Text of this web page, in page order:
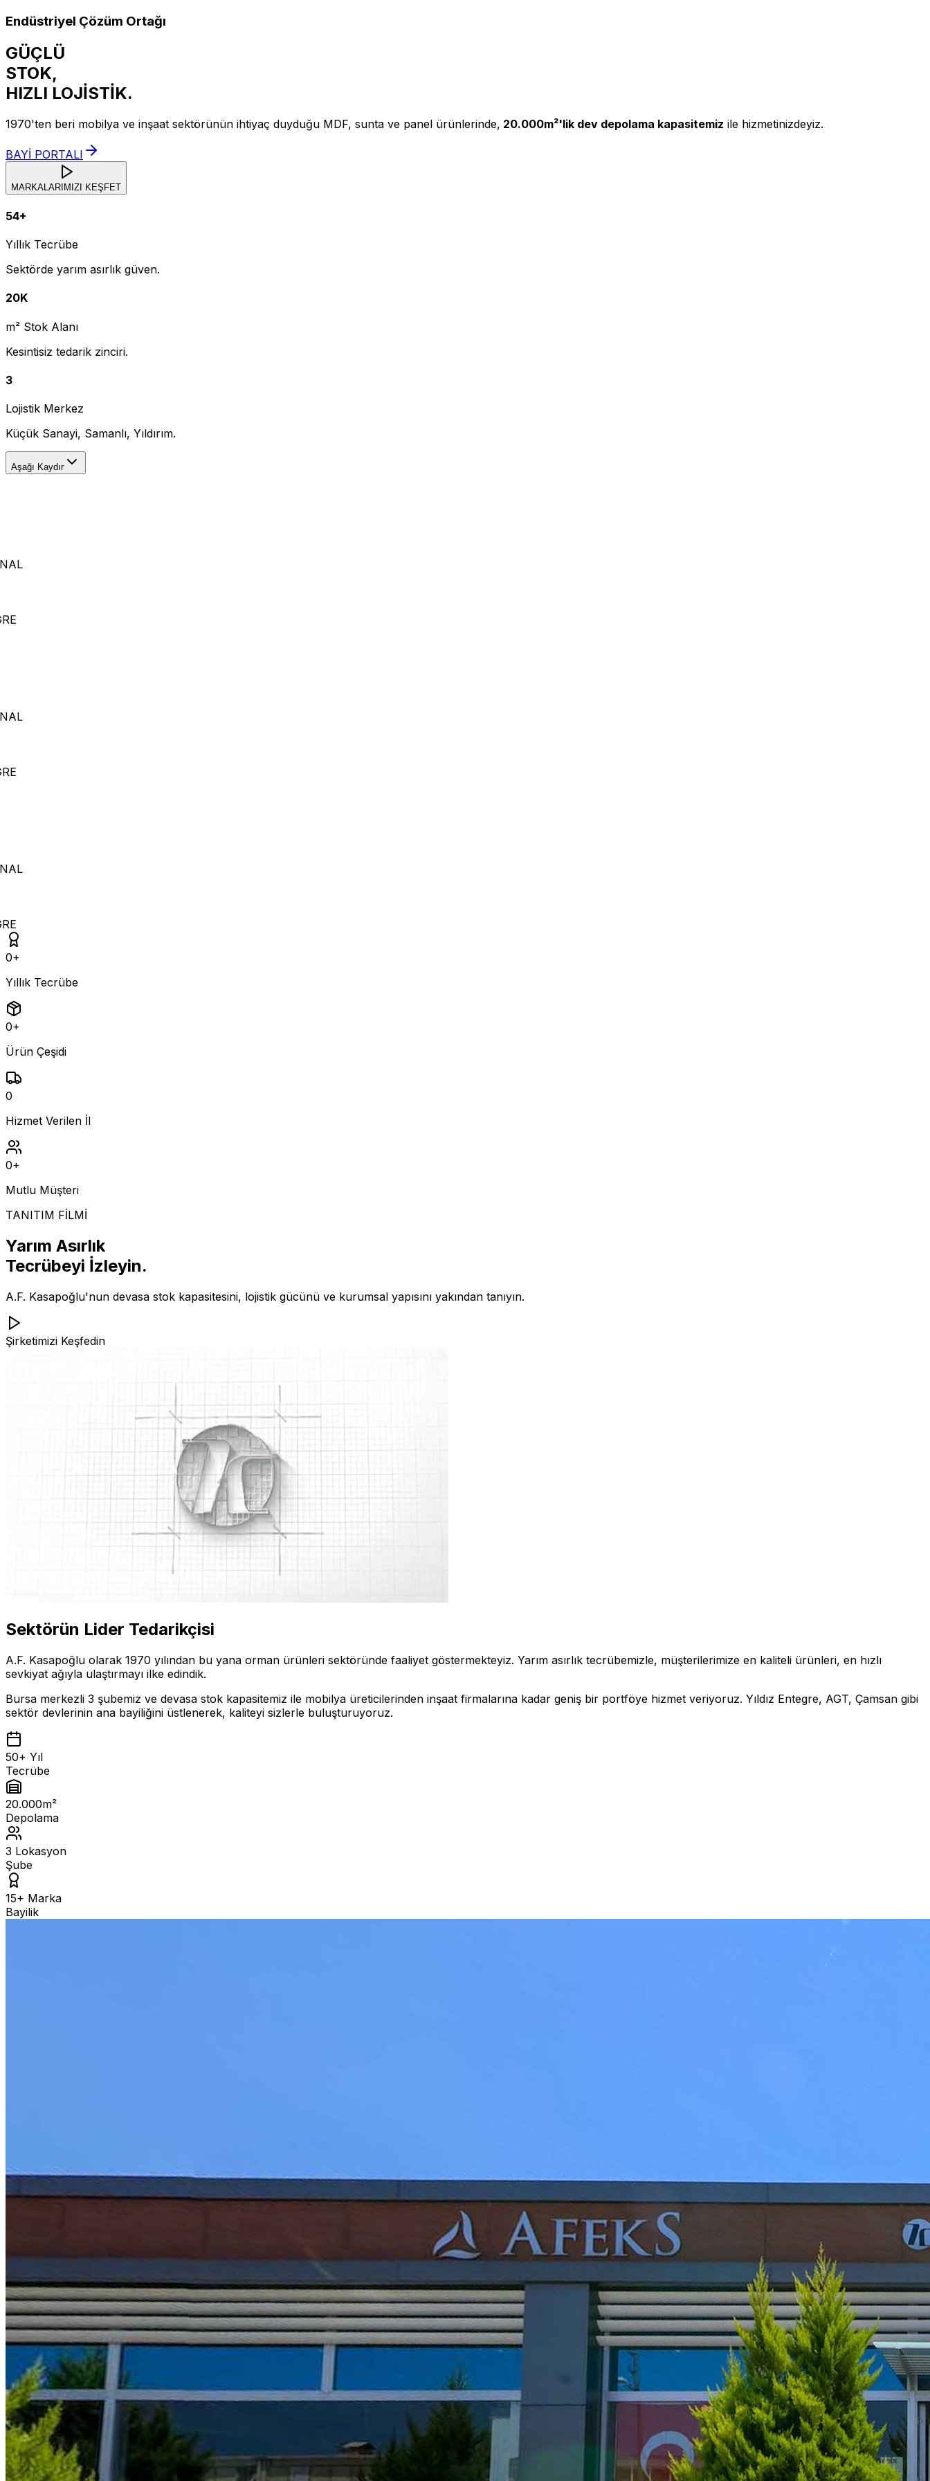
Endüstriyel Çözüm Ortağı
GÜÇLÜ
STOK,
HIZLI LOJİSTİK.
1970'ten beri mobilya ve inşaat sektörünün ihtiyaç duyduğu MDF, sunta ve panel ürünlerinde, 20.000m²'lik dev depolama kapasitemiz ile hizmetinizdeyiz.
BAYİ PORTALI
MARKALARIMIZI KEŞFET
54+
Yıllık Tecrübe
Sektörde yarım asırlık güven.
20K
m² Stok Alanı
Kesintisiz tedarik zinciri.
3
Lojistik Merkez
Küçük Sanayi, Samanlı, Yıldırım.
Aşağı Kaydır
0+
Yıllık Tecrübe
0+
Ürün Çeşidi
0
Hizmet Verilen İl
0+
Mutlu Müşteri
TANITIM FİLMİ
Yarım Asırlık
Tecrübeyi İzleyin.
A.F. Kasapoğlu'nun devasa stok kapasitesini, lojistik gücünü ve kurumsal yapısını yakından tanıyın.
Şirketimizi Keşfedin
Sektörün Lider Tedarikçisi
A.F. Kasapoğlu olarak 1970 yılından bu yana orman ürünleri sektöründe faaliyet göstermekteyiz. Yarım asırlık tecrübemizle, müşterilerimize en kaliteli ürünleri, en hızlı
sevkiyat ağıyla ulaştırmayı ilke edindik.
Bursa merkezli 3 şubemiz ve devasa stok kapasitemiz ile mobilya üreticilerinden inşaat firmalarına kadar geniş bir portföye hizmet veriyoruz. Yıldız Entegre, AGT, Çamsan gibi
sektör devlerinin ana bayiliğini üstlenerek, kaliteyi sizlerle buluşturuyoruz.
50+ Yıl
Tecrübe
20.000m²
Depolama
3 Lokasyon
Şube
15+ Marka
Bayilik